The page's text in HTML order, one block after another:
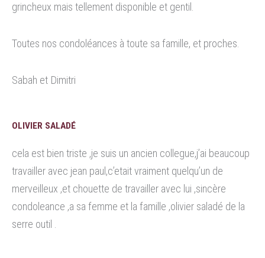
grincheux mais tellement disponible et gentil.
Toutes nos condoléances à toute sa famille, et proches.
Sabah et Dimitri
OLIVIER SALADÉ
cela est bien triste ,je suis un ancien collegue,j’ai beaucoup
travailler avec jean paul,c’etait vraiment quelqu’un de
merveilleux ,et chouette de travailler avec lui ,sincère
condoleance ,a sa femme et la famille ,olivier saladé de la
serre outil .